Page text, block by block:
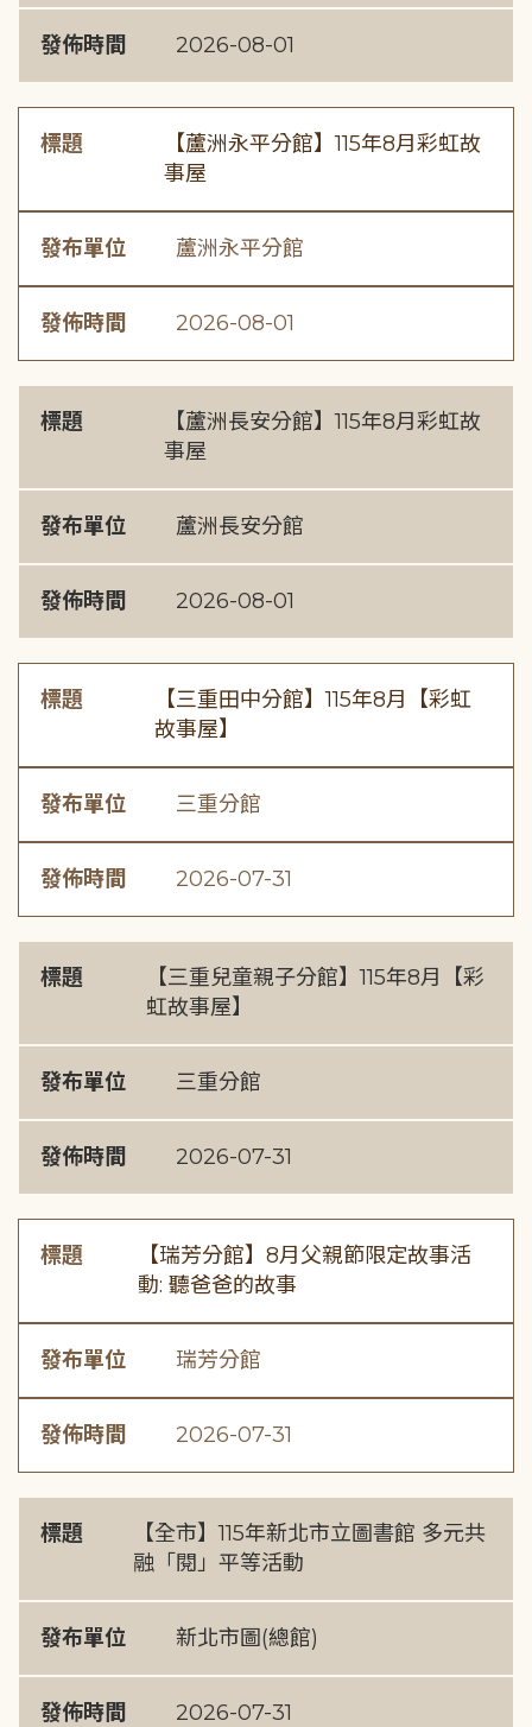
發佈時間 2026-08-01
標題
【蘆洲永平分館】115年8月彩虹故
事屋
發布單位 蘆洲永平分館
發佈時間 2026-08-01
標題
【蘆洲長安分館】115年8月彩虹故
事屋
發布單位 蘆洲長安分館
發佈時間 2026-08-01
標題
【三重田中分館】115年8月【彩虹
故事屋】
發布單位 三重分館
發佈時間 2026-07-31
標題
【三重兒童親子分館】115年8月【彩
虹故事屋】
發布單位 三重分館
發佈時間 2026-07-31
標題
【瑞芳分館】8月父親節限定故事活
動: 聽爸爸的故事
發布單位 瑞芳分館
發佈時間 2026-07-31
標題
【全市】115年新北市立圖書館 多元共
融「閱」平等活動
發布單位 新北市圖(總館)
發佈時間 2026-07-31